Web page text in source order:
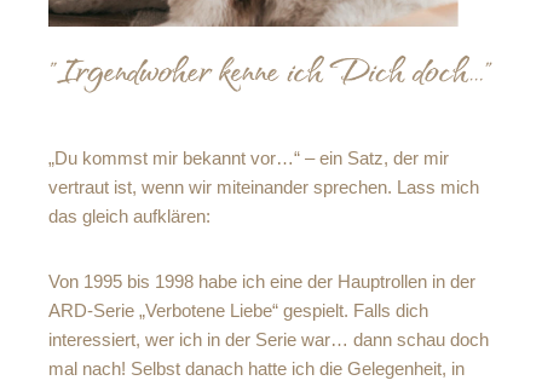
„Du kommst mir bekannt vor…“ – ein Satz, der mir
vertraut ist, wenn wir miteinander sprechen. Lass mich
das gleich aufklären:
Von 1995 bis 1998 habe ich eine der Hauptrollen in der
ARD-Serie „Verbotene Liebe“ gespielt. Falls dich
interessiert, wer ich in der Serie war… dann schau doch
mal nach! Selbst danach hatte ich die Gelegenheit, in